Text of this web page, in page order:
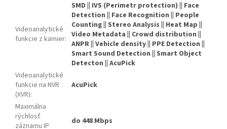
Videoanalytické
funkcie z kamier:
SMD || IVS (Perimetr protection) || Face
Detection || Face Recognition || People
Counting || Stereo Analysis || Heat Map ||
Video Metadata || Crowd distribution ||
ANPR || Vehicle density || PPE Detection ||
Smart Sound Detection || Smart Object
Detecton || AcuPick
Videoanalytické
funkcie na NVR
(XVR):
AcuPick
Maximálna
rýchlosť
záznamu IP
do 448 Mbps